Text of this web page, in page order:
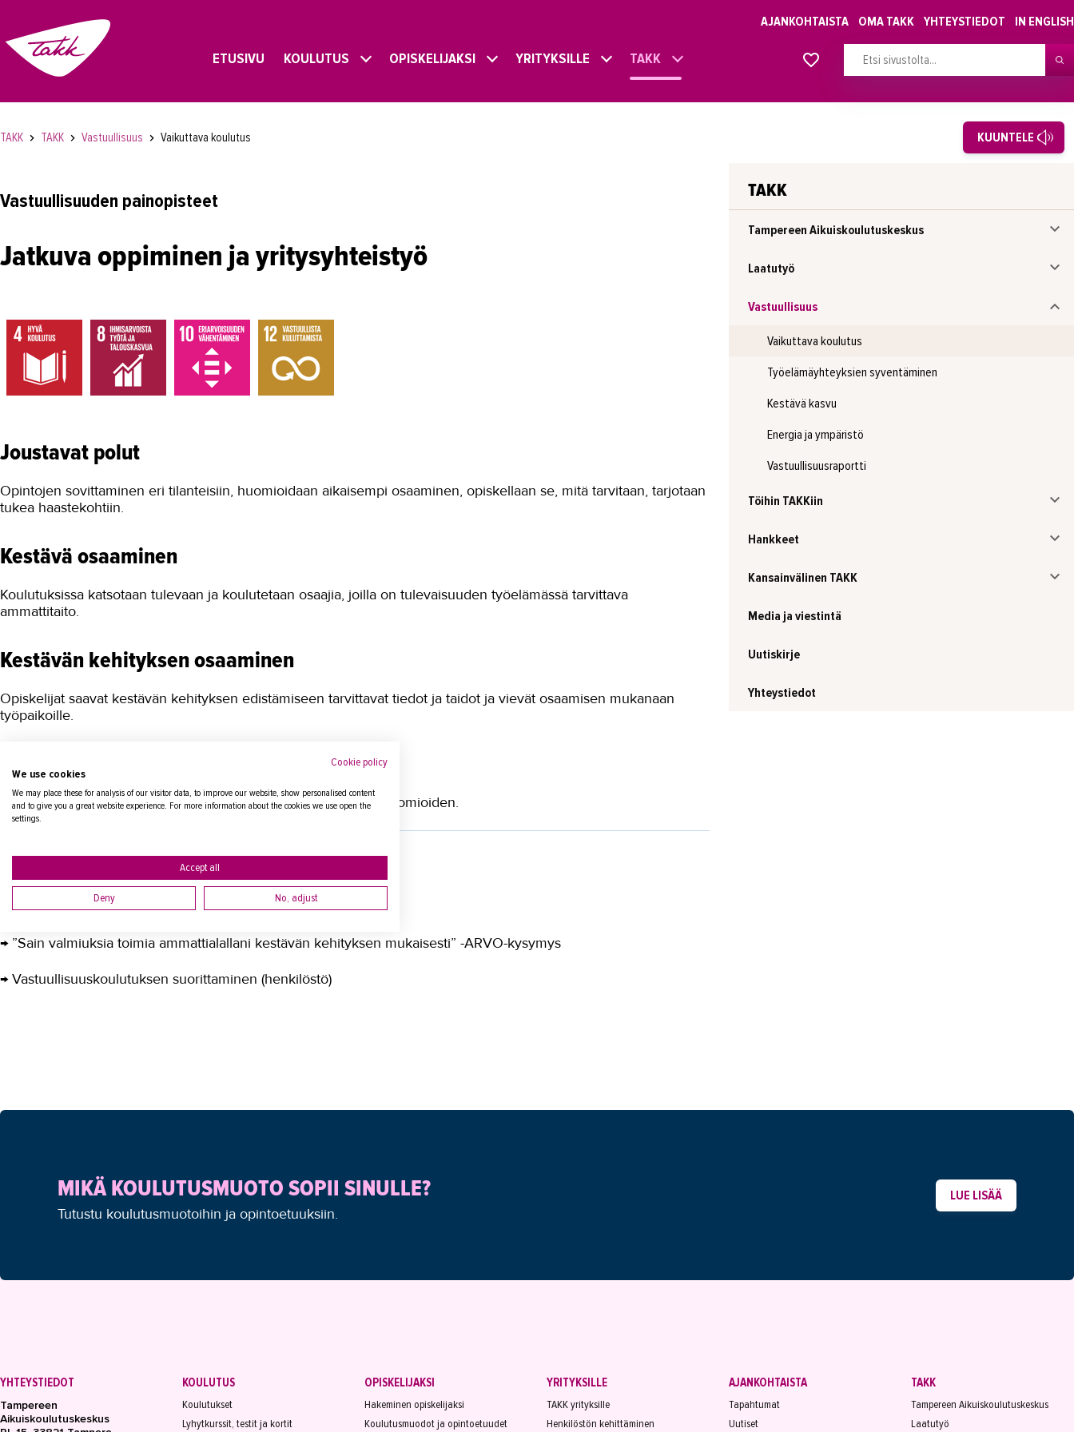
AJANKOHTAISTA OMA TAKK YHTEYSTIEDOT IN ENGLISH
ETUSIVU KOULUTUS OPISKELIJAKSI YRITYKSILLE TAKK
TAKK TAKK Vastuullisuus Vaikuttava koulutus KUUNTELE
Vastuullisuuden painopisteet
Jatkuva oppiminen ja yritysyhteistyö
Joustavat polut
Opintojen sovittaminen eri tilanteisiin, huomioidaan aikaisempi osaaminen, opiskellaan se, mitä tarvitaan, tarjotaan
tukea haastekohtiin.
Kestävä osaaminen
Koulutuksissa katsotaan tulevaan ja koulutetaan osaajia, joilla on tulevaisuuden työelämässä tarvittava
ammattitaito.
Kestävän kehityksen osaaminen
Opiskelijat saavat kestävän kehityksen edistämiseen tarvittavat tiedot ja taidot ja vievät osaamisen mukanaan
työpaikoille.
TAKKilaisten vastuullisuusosaaminen
Osaaminen on toimintaympäristön edellyttämä tasolla, tuleva huomioiden.
→ ARVO-päättöpalautteen vaikuttavuus-osio
→ ”Sain valmiuksia toimia ammattialallani kestävän kehityksen mukaisesti” -ARVO-kysymys
→ Vastuullisuuskoulutuksen suorittaminen (henkilöstö)
TAKK
Tampereen Aikuiskoulutuskeskus
Laatutyö
Vastuullisuus
Vaikuttava koulutus
Työelämäyhteyksien syventäminen
Kestävä kasvu
Energia ja ympäristö
Vastuullisuusraportti
Töihin TAKKiin
Hankkeet
Kansainvälinen TAKK
Media ja viestintä
Uutiskirje
Yhteystiedot
MIKÄ KOULUTUSMUOTO SOPII SINULLE?
Tutustu koulutusmuotoihin ja opintoetuuksiin.
LUE LISÄÄ
YHTEYSTIEDOT
Tampereen
Aikuiskoulutuskeskus
KOULUTUS
Koulutukset
Lyhytkurssit, testit ja kortit
OPISKELIJAKSI
Hakeminen opiskelijaksi
Koulutusmuodot ja opintoetuudet
YRITYKSILLE
TAKK yrityksille
Henkilöstön kehittäminen
AJANKOHTAISTA
Tapahtumat
Uutiset
TAKK
Tampereen Aikuiskoulutuskeskus
Laatutyö
Alkavat koulutukset osiosta
Cookie policy
We use cookies
We may place these for analysis of our visitor data, to improve our website, show personalised content
and to give you a great website experience. For more information about the cookies we use open the
settings.
Accept all
Deny No, adjust